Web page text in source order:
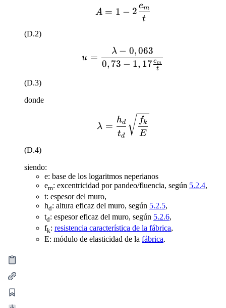
A = 1 - 2 \frac{e_m}{t}
A = 1 − 2
t
em
(D.2)
u = \frac{\lambda -
u =
0, 73 − 1, 17 t
em
λ − 0,063
(D.3)
donde
\lambda =
λ =
td
hd
E
fk
(D.4)
siendo:
e: base de los logaritmos neperianos
em: excentricidad por pandeo/fluencia, según 5.2.4,
t: espesor del muro,
hd: altura eficaz del muro, según 5.2.5,
td: espesor eficaz del muro, según 5.2.6,
fk: resistencia característica de la fábrica,
E: módulo de elasticidad de la fábrica.